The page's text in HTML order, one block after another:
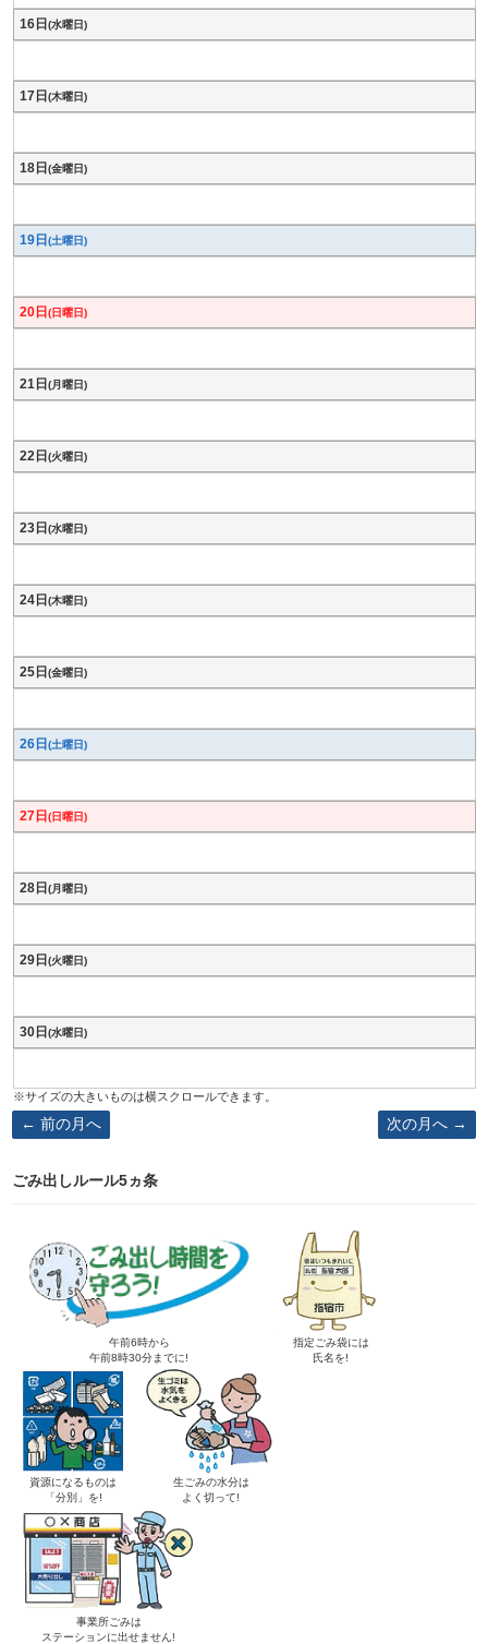
16日 (水曜日)
17日 (木曜日)
18日 (金曜日)
19日 (土曜日)
20日 (日曜日)
21日 (月曜日)
22日 (火曜日)
23日 (水曜日)
24日 (木曜日)
25日 (金曜日)
26日 (土曜日)
27日 (日曜日)
28日 (月曜日)
29日 (火曜日)
30日 (水曜日)
前の月へ 次の月へ
ごみ出しルール5ヵ条
午前6時から
午前8時30分までに!
指定ごみ袋には
氏名を!
資源になるものは
「分別」を!
生ごみの水分は
よく切って!
事業所ごみは
ステーションに出せません!